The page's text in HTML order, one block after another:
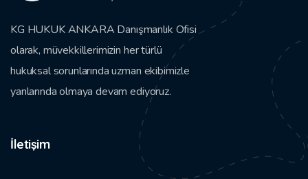
KG HUKUK ANKARA Danışmanlık Ofisi
olarak, müvekkillerimizin her türlü
hukuksal sorunlarında uzman ekibimizle
yanlarında olmaya devam ediyoruz.
İletişim